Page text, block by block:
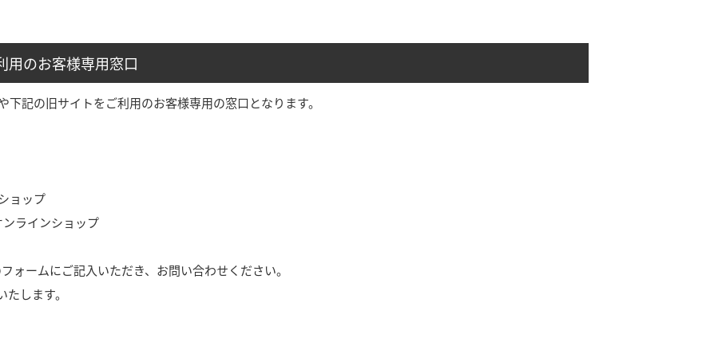
用のお客様専用窓口
下記の旧サイトをご利用のお客様専用の窓口となります。
ョップ
ラインショップ
ォームにご記入いただき、お問い合わせください。
します。